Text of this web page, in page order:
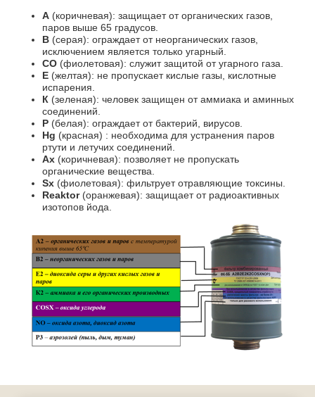
А (коричневая): защищает от органических газов,
паров выше 65 градусов.
В (серая): ограждает от неорганических газов,
исключением является только угарный.
СО (фиолетовая): служит защитой от угарного газа.
Е (желтая): не пропускает кислые газы, кислотные
испарения.
К (зеленая): человек защищен от аммиака и аминных
соединений.
Р (белая): ограждает от бактерий, вирусов.
Hg (красная) : необходима для устранения паров
ртути и летучих соединений.
Ах (коричневая): позволяет не пропускать
органические вещества.
Sx (фиолетовая): фильтрует отравляющие токсины.
Reaktor(оранжевая): защищает от радиоактивных
изотопов йода.